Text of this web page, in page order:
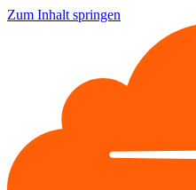
Zum Inhalt springen